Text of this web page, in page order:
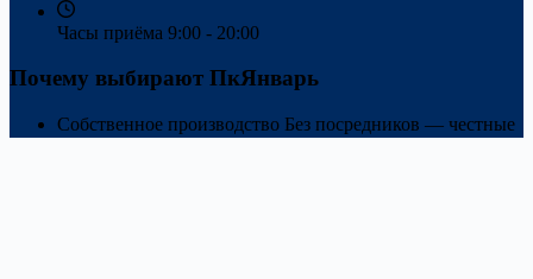
Часы приёма 9:00 - 20:00
Почему выбирают ПкЯнварь
Собственное производство Без посредников — честные